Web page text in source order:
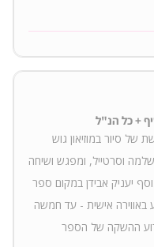
+ כל הנ"ל
של סיור במוזיאון גוש
וסרטייל, ומפגש ושיחה
יעניק אבידן במקום ספר
אישית - עד חמשה
ההשקה של הספר